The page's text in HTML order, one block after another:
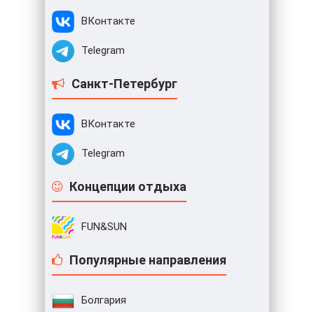
ВКонтакте
Telegram
Санкт-Петербург
ВКонтакте
Telegram
Концепции отдыха
FUN&SUN
Популярные направления
Болгария